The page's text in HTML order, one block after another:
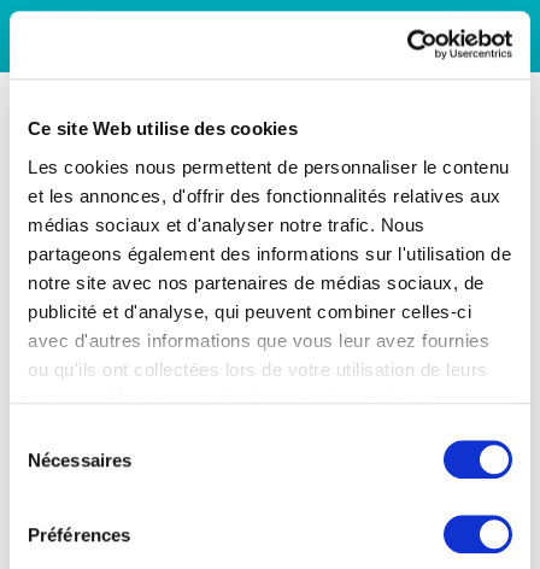
Ce site Web utilise des cookies
Les cookies nous permettent de personnaliser le contenu
et les annonces, d'offrir des fonctionnalités relatives aux
médias sociaux et d'analyser notre trafic. Nous
partageons également des informations sur l'utilisation de
notre site avec nos partenaires de médias sociaux, de
publicité et d'analyse, qui peuvent combiner celles-ci
avec d'autres informations que vous leur avez fournies
ou qu'ils ont collectées lors de votre utilisation de leurs
Nécessaires
Préférences